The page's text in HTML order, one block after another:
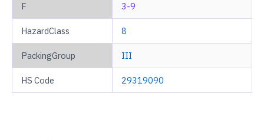
F 3-9
HazardClass 8
PackingGroup III
HS Code 29319090